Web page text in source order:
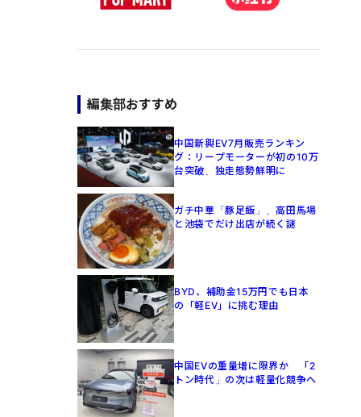
編集部おすすめ
中国新興EV7月販売ランキン
グ：リープモーターが初の10万
台突破、独走態勢鮮明に
ガチ中華「豚足飯」、高田馬場
と池袋でだけ出店が続く謎
BYD、補助金15万円でも日本
の「軽EV」に挑む理由
中国EVの重量増に限界か 「2
トン時代」の次は軽量化競争へ